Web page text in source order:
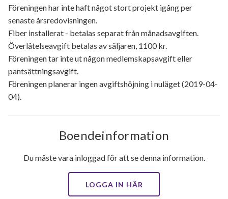
Föreningen har inte haft något stort projekt igång per
senaste årsredovisningen.
Fiber installerat - betalas separat från månadsavgiften.
Överlåtelseavgift betalas av säljaren, 1100 kr.
Föreningen tar inte ut någon medlemskapsavgift eller
pantsättningsavgift.
Föreningen planerar ingen avgiftshöjning i nuläget (2019-04-
04).
Boendeinformation
Du måste vara inloggad för att se denna information.
LOGGA IN HÄR